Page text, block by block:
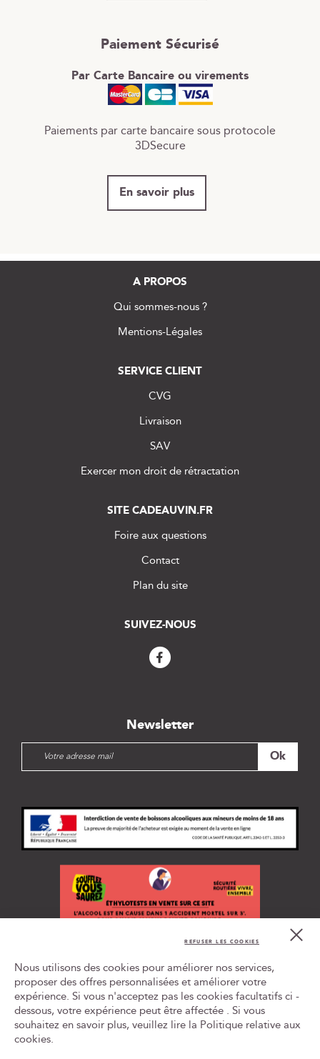
Paiement Sécurisé
Par Carte Bancaire ou virements
Paiements par carte bancaire sous protocole
3DSecure
En savoir plus
A PROPOS
Qui sommes-nous ?
Mentions-Légales
SERVICE CLIENT
CVG
Livraison
SAV
Exercer mon droit de rétractation
SITE CADEAUVIN.FR
Foire aux questions
Contact
Plan du site
SUIVEZ-NOUS
Newsletter
I
r
t
n
r
e
n
e
w
s
Ok
CONSOMMER AVEC MODÉRATION
Nous utilisons des cookies pour améliorer nos services,
proposer des offres personnalisées et améliorer votre
expérience. Si vous n'acceptez pas les cookies facultatifs ci -
dessous, votre expérience peut être affectée . Si vous
souhaitez en savoir plus, veuillez lire la Politique relative aux
cookies.
REFUSER LES COOKIES